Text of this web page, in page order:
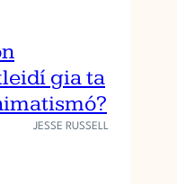
gia ta
JESSE RUSSELL